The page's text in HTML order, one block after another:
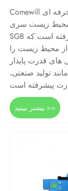
Comewill یک تولید کننده، تولید کننده و صادر کننده حرفه ای
محیط زیست سری
SGB است که یک تجهیزات انتقال و توزیع پیشرفته است که
از محیط زیست را
های قدرت پایدار
تولید صنعتی،
بیشتر ببینید >>